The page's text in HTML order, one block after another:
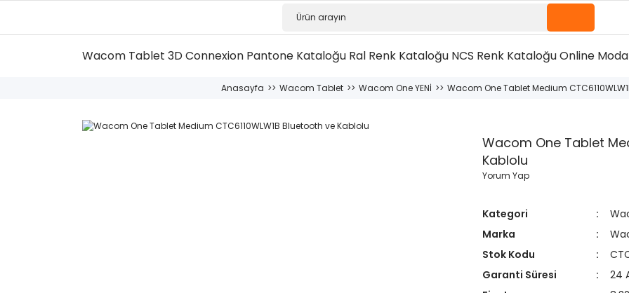
Wacom Tablet 3D Connexion Pantone Kataloğu Ral Renk Kataloğu NCS Renk KataloğuOnline
Anasayfa Wacom Tablet Wacom One YENİ Wacom One Tablet Medium
Wacom One Tablet
Kablolu
Yorum Yap
Kategori
Marka
Stok Kodu
Garanti Süresi
24